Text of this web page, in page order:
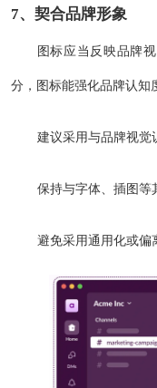
7、契合品牌形象
图标应当反映品牌
分，图标能强化品牌认知
建议采用与品牌视觉
保持与字体、插图等
避免采用通用化或偏